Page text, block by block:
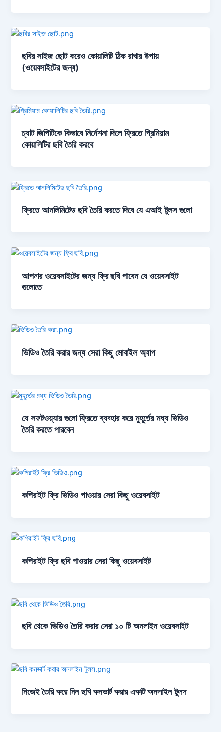
ছবির সাইজ ছোট করেও কোয়ালিটি ঠিক রাখার উপায়
(ওয়েবসাইটের জন্য)
চ্যাট জিপিটিকে কিভাবে নির্দেশনা দিলে ফ্রিতে প্রিমিয়াম
কোয়ালিটির ছবি তৈরি করবে
ফ্রিতে আনলিমিটেড ছবি তৈরি করতে দিবে যে এআই টুলস গুলো
আপনার ওয়েবসাইটের জন্য ফ্রি ছবি পাবেন যে ওয়েবসাইট
গুলোতে
ভিডিও তৈরি করার জন্য সেরা কিছু মোবাইল অ্যাপ
যে সফটওয়্যার গুলো ফ্রিতে ব্যবহার করে মুহূর্তের মধ্য ভিডিও
তৈরি করতে পারবেন
কপিরাইট ফ্রি ভিডিও পাওয়ার সেরা কিছু ওয়েবসাইট
কপিরাইট ফ্রি ছবি পাওয়ার সেরা কিছু ওয়েবসাইট
ছবি থেকে ভিডিও তৈরি করার সেরা ১০ টি অনলাইন ওয়েবসাইট
নিজেই তৈরি করে নিন ছবি কনভার্ট করার একটি অনলাইন টুলস